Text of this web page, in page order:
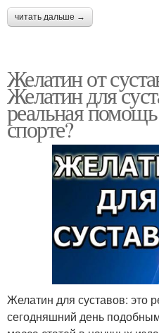
читать дальше →
Желатин от
Желатин для
реальная
спорте?
Желатин для суставов: это
сегодняшний день